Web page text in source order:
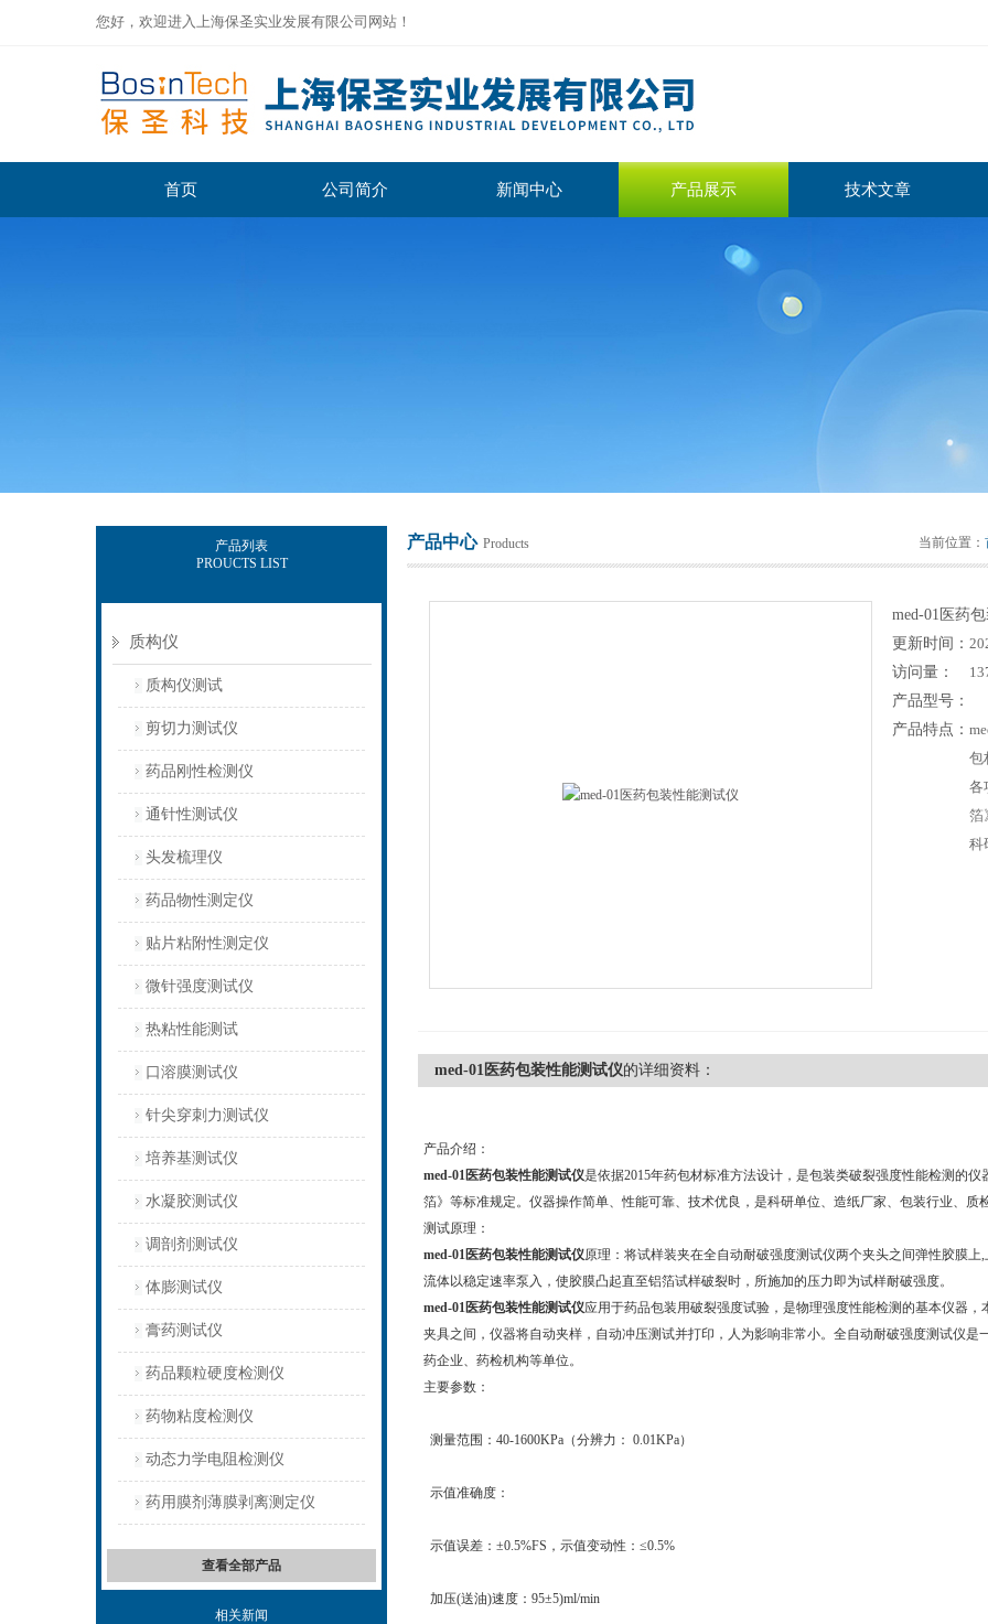
您好，欢迎进入上海保圣实业发展有限公司网站！
首页 公司简介 新闻中心 产品展示 技术文章
产品列表
PROUCTS LIST
质构仪
质构仪测试
剪切力测试仪
药品刚性检测仪
通针性测试仪
头发梳理仪
药品物性测定仪
贴片粘附性测定仪
微针强度测试仪
热粘性能测试
口溶膜测试仪
针尖穿刺力测试仪
培养基测试仪
水凝胶测试仪
调剖剂测试仪
体膨测试仪
膏药测试仪
药品颗粒硬度检测仪
药物粘度检测仪
动态力学电阻检测仪
药用膜剂薄膜剥离测定仪
查看全部产品
相关新闻
产品中心 Products 当前位置：
med-01医药
更新时间：
访问量：
产品型号：
产品特点：
包
各
箔
科
med-01医药包装性能测试仪的详细资料：
产品介绍：
med-01医药包装性能测试仪是依据2015年药包材标准方法设计，是包装类破裂强度性能检测的
箔》等标准规定。仪器操作简单、性能可靠、技术优良，是科研单位、造纸厂家、包装行业、质
测试原理：
med-01医药包装性能测试仪原理：将试样装夹在全自动耐破强度测试仪两个夹头之间弹性胶膜
流体以稳定速率泵入，使胶膜凸起直至铝箔试样破裂时，所施加的压力即为试样耐破强度。
med-01医药包装性能测试仪应用于药品包装用破裂强度试验，是物理强度性能检测的基本仪器
夹具之间，仪器将自动夹样，自动冲压测试并打印，人为影响非常小。全自动耐破强度测试仪
药企业、药检机构等单位。
主要参数：
测量范围：40-1600KPa（分辨力： 0.01KPa）
示值准确度：
示值误差：±0.5%FS，示值变动性：≤0.5%
加压(送油)速度：95±5)ml/min